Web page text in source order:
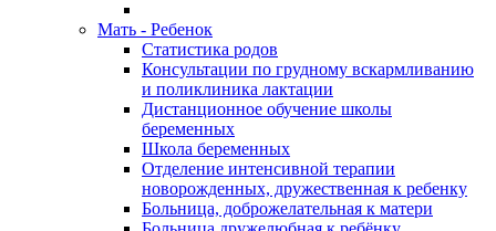
Мать - Ребенок
Статистика родов
Консультации по грудному вскармливанию
и поликлиника лактации
Дистанционное обучение школы
беременных
Школа беременных
Отделение интенсивной терапии
новорожденных, дружественная к ребенку
Больница, доброжелательная к матери